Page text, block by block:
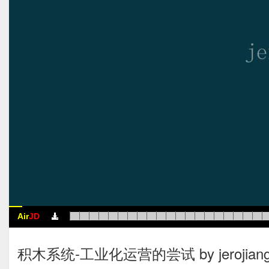
AirJD
积木系统-工业化运营的尝试 by